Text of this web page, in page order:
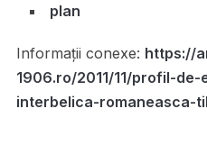
plan
Informații conexe: https://
1906.ro/2011/11/profil-
interbelica-romaneasca-